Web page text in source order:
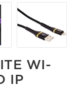
WI-
IP